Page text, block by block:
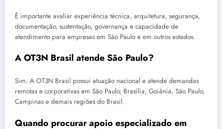
É importante avaliar experiência técnica, arquitetura, segurança,
documentação, sustentação, governança e capacidade de
atendimento para empresas em São Paulo e em outros estados.
A OT3N Brasil atende São Paulo?
Sim. A OT3N Brasil possui atuação nacional e atende demandas
remotas e corporativas em São Paulo, Brasília, Goiânia, São Paulo,
Campinas e demais regiões do Brasil.
Quando procurar apoio especializado em